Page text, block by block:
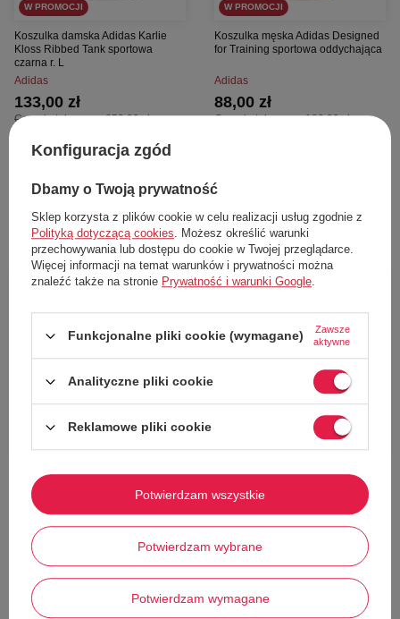
W PROMOCJI
Koszulka damska Adidas Karlie
Kloss Ribbed Tank sportowa
czarna r. L
Adidas
Cena katalogowa:259,00 zł
133,00 zł
157,00 zł
W PROMOCJI
Koszulka męska Adidas Designed
for Training sportowa oddychająca
Adidas
Cena katalogowa:189,00 zł
88,00 zł
S
Stella McCartney True Pace
sportowy bikini góra
Adidas
Cena katalogowa: 389,00 zł
178,00 zł
Najniższa cena z 30 dni przed obniżką:
Kevin Lyons koszulka + spodenki
bawełniany r. 74
Adidas
Cena katalogowa:
74,00 zł
Najniższa cena z 30 dni przed obniżką:
Konfiguracja zgód
Dbamy o Twoją prywatność
Sklep korzysta z plików cookie w celu realizacji usług zgodnie z
Polityką dotyczącą cookies. Możesz określić warunki
przechowywania lub dostępu do cookie w Twojej przeglądarce.
Więcej informacji na temat warunków i prywatności można
znaleźć także na stronie Prywatność i warunki Google.
Funkcjonalne pliki cookie (wymagane)
Zawsze
aktywne
Analityczne pliki cookie
Reklamowe pliki cookie
Potwierdzam wybrane
Potwierdzam wymagane
Potwierdzam wszystkie